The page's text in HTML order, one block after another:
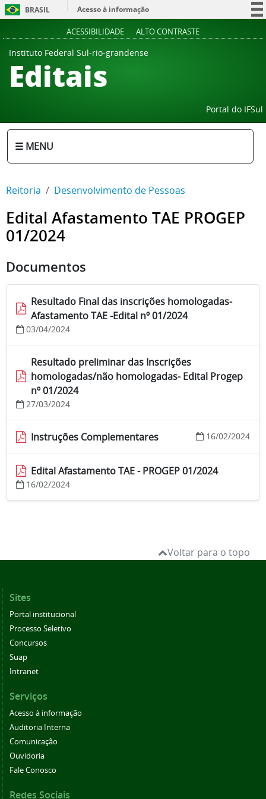
BRASIL
Acesso à informação
ACESSIBILIDADE ALTO CONTRASTE
Instituto Federal Sul-rio-grandense
Editais
Portal do IFSul
☰ MENU
Reitoria Desenvolvimento de Pessoas
Edital Afastamento TAE PROGEP
01/2024
Documentos
Resultado Final das inscrições homologadas-
Afastamento TAE -Edital nº 01/2024
03/04/2024
Resultado preliminar das Inscrições
homologadas/não homologadas- Edital Progep
nº 01/2024
27/03/2024
Instruções Complementares 16/02/2024
Edital Afastamento TAE - PROGEP 01/2024
16/02/2024
Voltar para o topo
Sites
Portal institucional
Processo Seletivo
Concursos
Suap
Intranet
Serviços
Acesso à informação
Auditoria Interna
Comunicação
Ouvidoria
Fale Conosco
Redes Sociais